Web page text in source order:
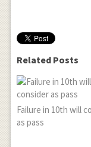
Related Posts
Failure in 10th will
as pass